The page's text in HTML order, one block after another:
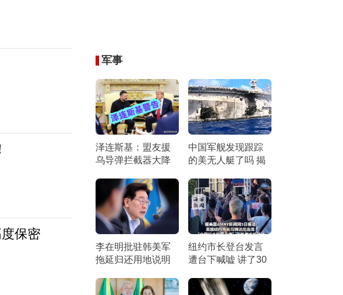
保密
军事
泽连斯基：盟友援
乌导弹拦截器大降
中国军舰发现跟踪
的美无人艇了吗 揭
与技术逻辑
李在明批驻韩美军
拖延归还用地说明
是借口”
纽约市长登台发言
遭台下喊嘘 讲了30
倒竖拇指